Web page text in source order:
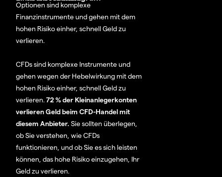
Optionen sind komplexe
Finanzinstrumente und gehen mit dem
hohen Risiko einher, schnell Geld zu
verlieren.
CFDs sind komplexe Instrumente und
gehen wegen der Hebelwirkung mit dem
hohen Risiko einher, schnell Geld zu
verlieren.72 % der Kleinanlegerkonten
verlieren Geld beim CFD-Handel mit
diesem Anbieter. Sie sollten überlegen,
ob Sie verstehen, wie CFDs
funktionieren, und ob Sie es sich leisten
können, das hohe Risiko einzugehen, Ihr
Geld zu verlieren.